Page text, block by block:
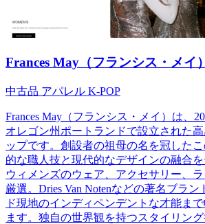
Frances May（フランシス・メイ）
中古品 アパレル K-POP
Frances May（フランシス・メイ）は、
オレゴン州ポートランドで設立された
ップです。創設者の祖母の名を冠した
的な職人技と現代的なデザインの融合
ウィメンズのウェア、アクセサリー、
厳選。Dries Van Notenなどの著名ブラ
ド現地のインディペンデントな才能ま
ます。独自の世界観を持つスタイリン